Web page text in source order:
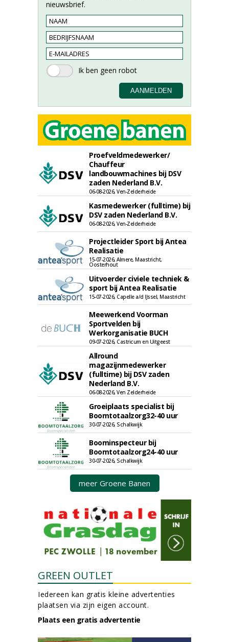
nieuwsbrief.
Proefveldmedewerker/
Chauffeur
landbouwmachines bij DSV
zaden Nederland B.V.
06-08-2026, Ven-Zelderheide
Kasmedewerker (fulltime) bij
DSV zaden Nederland B.V.
06-08-2026, Ven-Zelderheide
Projectleider Sport bij Antea
Realisatie
15-07-2026, Almere, Maastricht,
Oosterhout
Uitvoerder civiele techniek &
sport bij Antea Realisatie
15-07-2026, Capelle a/d IJssel, Maastricht
Meewerkend Voorman
Sportvelden bij
Werkorganisatie BUCH
09-07-2026, Castricum en Uitgeest
Allround
magazijnmedewerker
(fulltime) bij DSV zaden
Nederland B.V.
06-08-2026, Ven Zelderheide
Groeiplaats specialist bij
Boomtotaalzorg32-40 uur
30-07-2026, Schalkwijk
Boominspecteur bij
Boomtotaalzorg24-40 uur
30-07-2026, Schalkwijk
meer Groene Banen
GREEN OUTLET
Iedereen kan gratis kleine advertenties
plaatsen via zijn eigen account.
Plaats een gratis advertentie